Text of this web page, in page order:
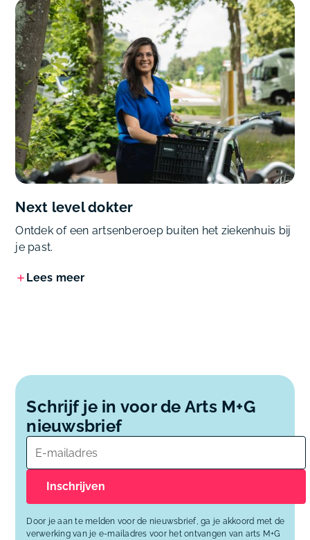
Next level dokter
Ontdek of een artsenberoep buiten het ziekenhuis bij
je past.
Lees meer
Schrijf je in voor de Arts M+G
nieuwsbrief
Door je aan te melden voor de nieuwsbrief, ga je akkoord met de
verwerking van je e-mailadres voor het ontvangen van arts M+G